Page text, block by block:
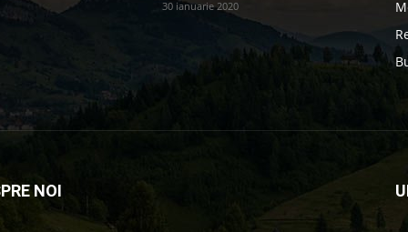
30 ianuarie 2020
NOI